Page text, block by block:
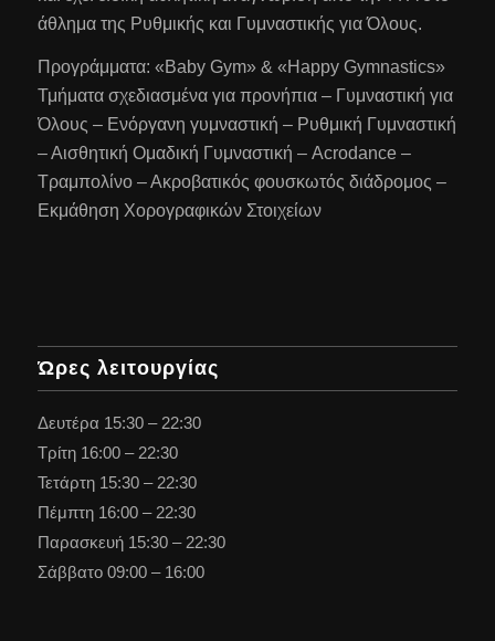
άθλημα της Ρυθμικής και Γυμναστικής για Όλους.
Προγράμματα: «Baby Gym» & «Happy Gymnastics»
Τμήματα σχεδιασμένα για προνήπια – Γυμναστική για
Όλους – Ενόργανη γυμναστική – Ρυθμική Γυμναστική
– Αισθητική Ομαδική Γυμναστική – Acrodance –
Τραμπολίνο – Ακροβατικός φουσκωτός διάδρομος –
Εκμάθηση Χορογραφικών Στοιχείων
Ώρες λειτουργίας
Δευτέρα 15:30 – 22:30
Τρίτη 16:00 – 22:30
Τετάρτη 15:30 – 22:30
Πέμπτη 16:00 – 22:30
Παρασκευή 15:30 – 22:30
Σάββατο 09:00 – 16:00